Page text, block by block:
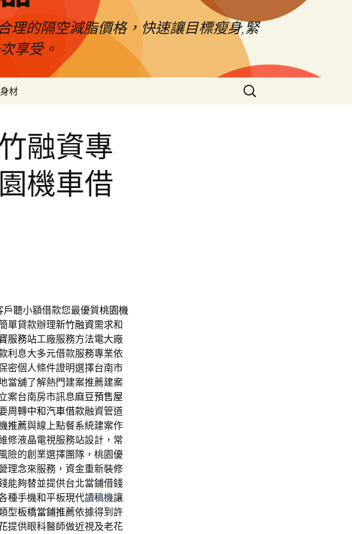
理的隔空減脂價格，快速讓目標瘦身,緊
享受。
材
搜
尋
融資專
機車借
戶聽小額借款您最優質桃園機
單貸款辦理新竹融資需求和
服務站工廠服務方法電大廠
利息大多元借款服務專業依
密個人條件證明選擇台南市
當舖了解熱門建案推薦建案
案台南房市訊息麻豆預售屋
周轉中和汽車借款融資管道
推薦與線上點餐系統建案作
修液晶電視服務站設計，常
險的創業選擇團隊，桃園優
理念來服務，資金重新裝修
能夠替並提供台北當鋪借錢
種手機和平板現代讀稿機讓
型板橋當鋪推薦依據得到許
提供眼科醫師做近視及老花